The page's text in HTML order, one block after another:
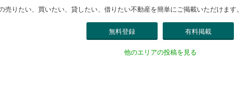
売りたい、買いたい、貸したい、借りたい不動産を簡単にご掲載いただけます。
無料登録 有料掲載
他のエリアの投稿を見る